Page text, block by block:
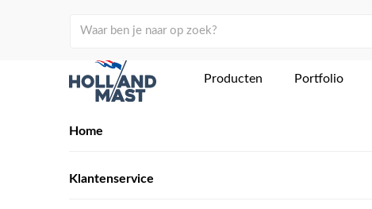
Producten Portfolio
Home
Klantenservice